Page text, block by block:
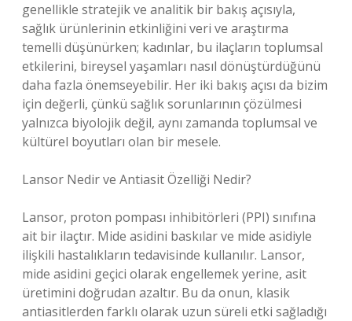
genellikle stratejik ve analitik bir bakış açısıyla,
sağlık ürünlerinin etkinliğini veri ve araştırma
temelli düşünürken; kadınlar, bu ilaçların toplumsal
etkilerini, bireysel yaşamları nasıl dönüştürdüğünü
daha fazla önemseyebilir. Her iki bakış açısı da bizim
için değerli, çünkü sağlık sorunlarının çözülmesi
yalnızca biyolojik değil, aynı zamanda toplumsal ve
kültürel boyutları olan bir mesele.
Lansor Nedir ve Antiasit Özelliği Nedir?
Lansor, proton pompası inhibitörleri (PPI) sınıfına
ait bir ilaçtır. Mide asidini baskılar ve mide asidiyle
ilişkili hastalıkların tedavisinde kullanılır. Lansor,
mide asidini geçici olarak engellemek yerine, asit
üretimini doğrudan azaltır. Bu da onun, klasik
antiasitlerden farklı olarak uzun süreli etki sağladığı